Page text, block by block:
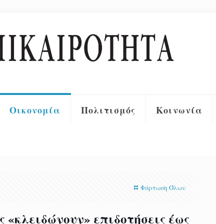
Οικονομία Πολιτισμός Κοινωνία
Φόρτωση Όλων
επιδοτήσεις έως